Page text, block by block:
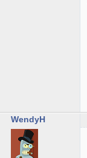
WendyH